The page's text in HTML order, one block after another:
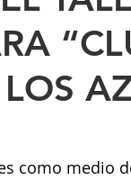
como medio